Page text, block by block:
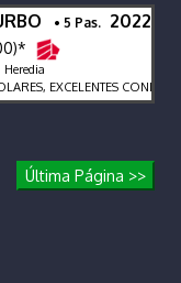
• 5 Pas. 2022
EXCELENTES
Última Página >>